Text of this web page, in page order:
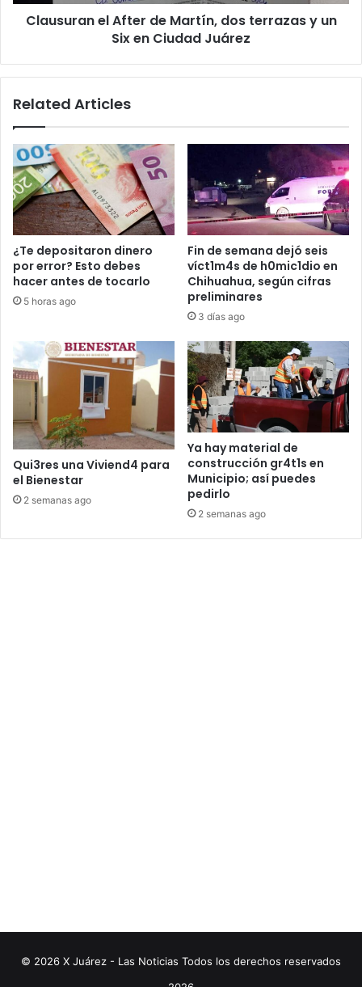
Clausuran el After de Martín, dos terrazas y un
Six en Ciudad Juárez
Related Articles
¿Te depositaron dinero
por error? Esto debes
hacer antes de tocarlo
5 horas ago
Fin de semana dejó seis
víct1m4s de h0mic1dio en
Chihuahua, según cifras
preliminares
3 días ago
Qui3res una Viviend4 para
el Bienestar
2 semanas ago
Ya hay material de
construcción gr4t1s en
Municipio; así puedes
pedirlo
2 semanas ago
© 2026 X Juárez - Las Noticias Todos los derechos reservados